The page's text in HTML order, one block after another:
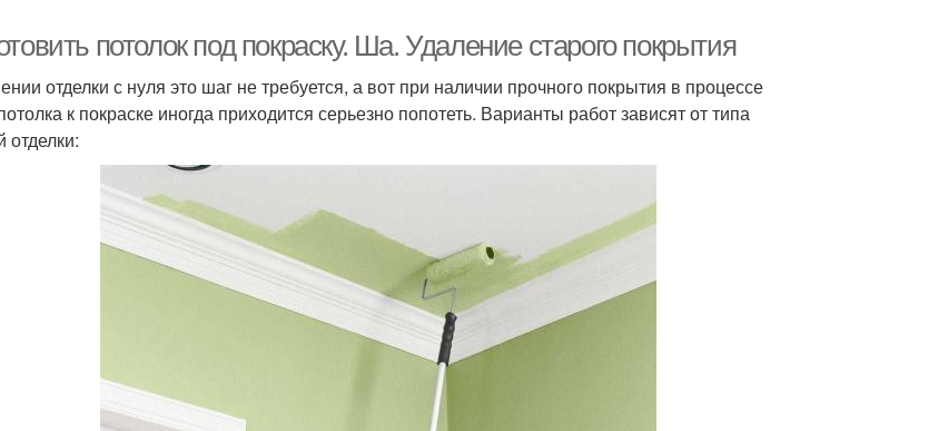
потолок под покраску. Ша. Удаление старого покрытия
отделки с нуля это шаг не требуется, а вот при наличии прочного покрытия в процессе
к покраске иногда приходится серьезно попотеть. Варианты работ зависят от типа